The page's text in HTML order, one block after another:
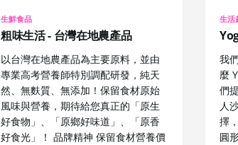
生鮮食品
粗味生活 - 台灣在地農產品
以台灣在地農產品為主要原料，並由
專業高考營養師特別調配研發，純天
然、無麩質、無添加！保留食材原始
風味與營養，期待給您真正的「原生
好食物」、「原鄉好味道」、「原香
好食光」！ 品牌精神 保留食材營養價
生活
我
麼
們
人
擇
圓